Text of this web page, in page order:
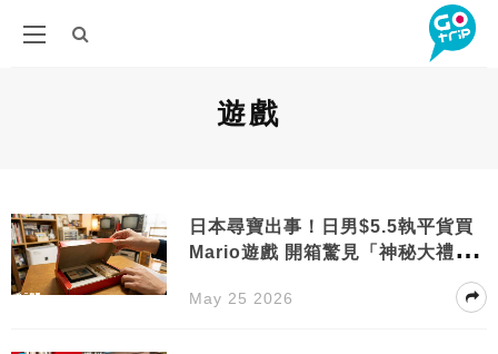
遊戲
日本尋寶出事！日男$5.5執平貨買
Mario遊戲 開箱驚見「神秘大禮」
May 25 2026